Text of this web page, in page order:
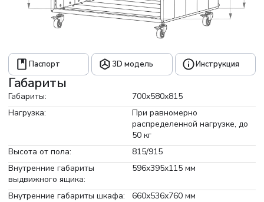
Паспорт 3D модель Инструкция
Габариты
Габариты:
700x580x815
Нагрузка:
При равномерно
распределенной нагрузке, до
50 кг
Высота от пола:
815/915
Внутренние габариты
выдвижного ящика:
596x395x115 мм
Внутренние габариты шкафа:
660х536х760 мм